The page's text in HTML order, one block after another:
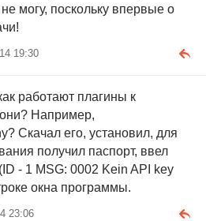
могу, поскольку впервые о
19:30
работают плагины к
Например,
Скачал его, установил, для
получил паспорт, ввел
- 1 MSG: 0002 Kein API key
окна программы.
23:06